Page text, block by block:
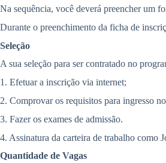
Na sequência, você deverá preencher um
Durante o preenchimento da ficha de
Seleção
A sua seleção para ser contratado no
1. Efetuar a inscrição via internet;
2. Comprovar os requisitos para ingresso
3. Fazer os exames de admissão.
4. Assinatura da carteira de trabalho como
Quantidade de Vagas